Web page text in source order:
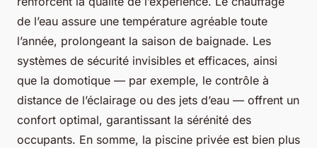
de l’eau assure une température agréable toute
l’année, prolongeant la saison de baignade. Les
systèmes de sécurité invisibles et efficaces, ainsi
que la domotique — par exemple, le contrôle à
distance de l’éclairage ou des jets d’eau — offrent un
confort optimal, garantissant la sérénité des
occupants. En somme, la piscine privée est bien plus